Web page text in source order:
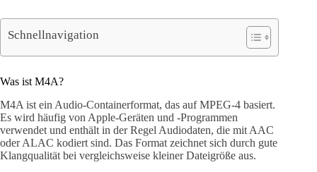
Schnellnavigation
Was ist M4A?
M4A ist ein Audio-Containerformat, das auf MPEG-4 basiert.
Es wird häufig von Apple-Geräten und -Programmen
verwendet und enthält in der Regel Audiodaten, die mit AAC
oder ALAC kodiert sind. Das Format zeichnet sich durch gute
Klangqualität bei vergleichsweise kleiner Dateigröße aus.